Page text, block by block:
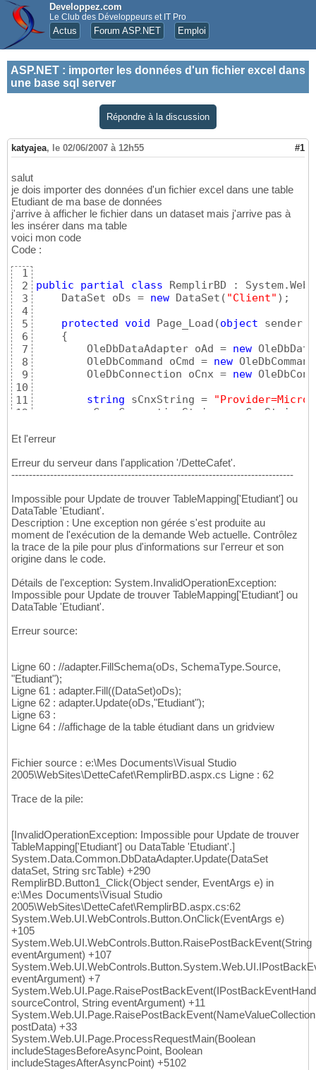
Developpez.com
Le Club des Développeurs et IT Pro
Actus Forum ASP.NET Emploi
ASP.NET : importer les données d'un fichier excel dans
une base sql server
Répondre à la discussion
katyajea, le 02/06/2007 à 12h55 #1
salut
je dois importer des données d'un fichier excel dans une table
Etudiant de ma base de données
j'arrive à afficher le fichier dans un dataset mais j'arrive pas à
les insérer dans ma table
voici mon code
Code :
1
2
3
4
5
6
7
8
9
10
11
12
14
16
17
19
20
21
22
23
24
25
26
27
29
32
33
34
35
36
37
39
40
41
42
45
46
47
48
49
50
51
52
53
54
55
56
57
public partial class RemplirBD :
    DataSet oDs =
new DataSet ( "Client" ) ;
protected
void Page_Load (object sender,
{
        OleDbDataAdapter oAd =
new
        OleDbCommand oCmd =
new OleDbCommand
        OleDbConnection oCnx =
new
string sCnxString =
        oCnx.ConnectionString = sCnxString;
        oCmd.Connection = oCnx;
        oAd.Fill
( new DataTable("Client"
         oAd.Fill
(oDs) ;
         GridView1.DataSource = oDs;
         GridView1.DataBind
( );
}
protected
{
string sqlConnectionString = @"Data
        SqlConnection oConnection;
// Paramétrage de la chaîne de
oConnection.ConnectionString =
//Connexion à la base de données
//oConnection.Open();
        SqlDataAdapter adapter =
new
////// MSDN : SqlCommendBuilder
        SqlCommandBuilder builder =
        adapter.Fill
((DataSet )oDs) ;
        adapter.Update
(oDs,"Etudiant"
//affichage de la table étudiant
        DataSet dat =
new DataSet( "Etud"
        adapter.Fill
        adapter.Fill
(dat);
        GridView2.DataSource = dat;
}
}
Et l'erreur
Erreur du serveur dans l'application '/DetteCafet'.
--------------------------------------------------------------------------------
Impossible pour Update de trouver TableMapping['Etudiant'] ou
DataTable 'Etudiant'.
Description : Une exception non gérée s'est produite au
moment de l'exécution de la demande Web actuelle. Contrôlez
la trace de la pile pour plus d'informations sur l'erreur et son
origine dans le code.
Détails de l'exception: System.InvalidOperationException:
Impossible pour Update de trouver TableMapping['Etudiant'] ou
DataTable 'Etudiant'.
Erreur source:
Ligne 60 : //adapter.FillSchema(oDs, SchemaType.Source,
"Etudiant");
Ligne 61 : adapter.Fill((DataSet)oDs);
Ligne 62 : adapter.Update(oDs,"Etudiant");
Ligne 63 :
Ligne 64 : //affichage de la table étudiant dans un gridview
Fichier source : e:\Mes Documents\Visual Studio
2005\WebSites\DetteCafet\RemplirBD.aspx.cs Ligne : 62
Trace de la pile:
[InvalidOperationException: Impossible pour Update de trouver
TableMapping['Etudiant'] ou DataTable 'Etudiant'.]
System.Data.Common.DbDataAdapter.Update(DataSet
dataSet, String srcTable) +290
RemplirBD.Button1_Click(Object sender, EventArgs e) in
e:\Mes Documents\Visual Studio
2005\WebSites\DetteCafet\RemplirBD.aspx.cs:62
System.Web.UI.WebControls.Button.OnClick(EventArgs e)
+105
System.Web.UI.WebControls.Button.RaisePostBackEvent(String
eventArgument) +107
eventArgument) +7
sourceControl, String eventArgument) +11
System.Web.UI.Page.RaisePostBackEvent(NameValueCollection
postData) +33
System.Web.UI.Page.ProcessRequestMain(Boolean
includeStagesBeforeAsyncPoint, Boolean
includeStagesAfterAsyncPoint) +5102